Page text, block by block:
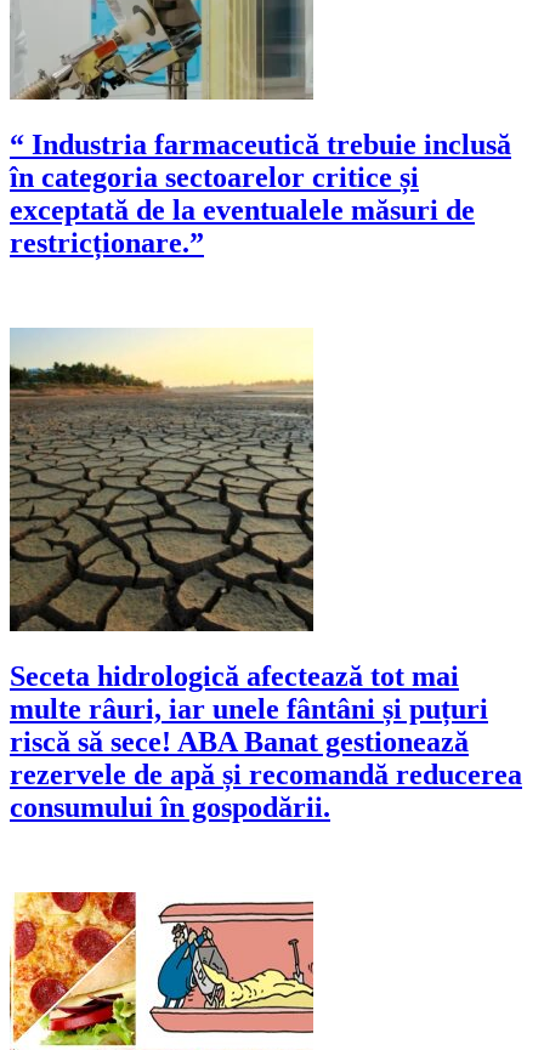
“ Industria farmaceutică trebuie inclusă
în categoria sectoarelor critice și
exceptată de la eventualele măsuri de
restricționare.”
Seceta hidrologică afectează tot mai
multe râuri, iar unele fântâni și puțuri
riscă să sece! ABA Banat gestionează
rezervele de apă și recomandă reducerea
consumului în gospodării.